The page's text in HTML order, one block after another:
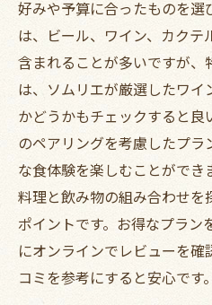
地元の名物料理を
特別な日を彩る限
地元の人しか知ら
美食家も納得のシ
木の温もりを感じる内
題レストラン
木材を活かしたお
自然素材で心地よい
温かみのある照明で
好みや予算に合ったものを選
は、ビール、ワイン、カク
含まれることが多いですが、
は、ソムリエが厳選したワ
かどうかもチェックすると良
のペアリングを考慮したプ
な食体験を楽しむことができ
料理と飲み物の組み合わせ
ポイントです。お得なプラ
にオンラインでレビューを確
コミを参考にすると安心です。